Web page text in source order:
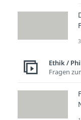
sie
Ethik /
Fragen